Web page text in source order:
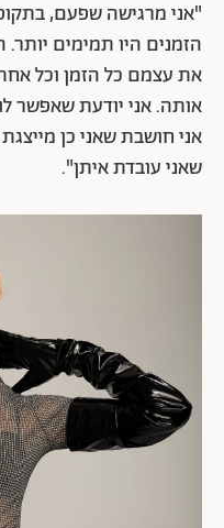
"אני מרגישה שפעם,
הזמנים היו תמימים
את עצמם כל הזמן וכל
אותה. אני יודעת שאפשר
אני חושבת שאני כן
שאני עובדת איתן".